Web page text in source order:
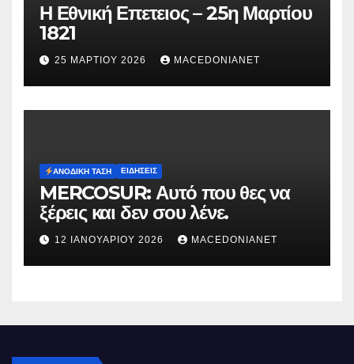
Η Εθνική Επετειος – 25η Μαρτίου
1821
25 ΜΑΡΤΊΟΥ 2026 MACEDONIANET
ΑΝΟΔΙΚΉ ΤΆΣΗ ΕΙΔΉΣΕΙΣ
MERCOSUR: Αυτό που θες να
ξέρεις και δεν σου λένε.
12 ΙΑΝΟΥΑΡΊΟΥ 2026 MACEDONIANET